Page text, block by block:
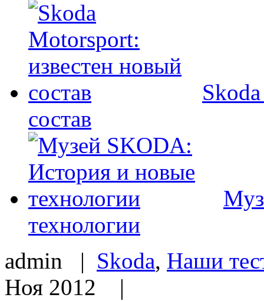
состав
технологии
admin | Skoda, Наши
Ноя 2012 |